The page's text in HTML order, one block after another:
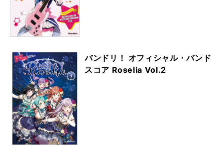
バンドリ！ オフィシャル・バンド
スコア Roselia Vol.2